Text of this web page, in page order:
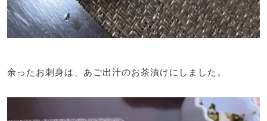
余ったお刺身は、あご出汁のお茶漬けにしました。